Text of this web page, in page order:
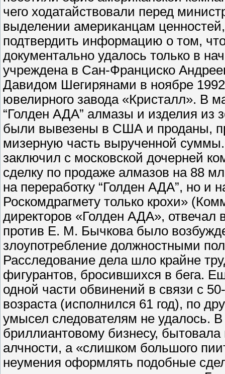
чего ходатайствовали перед
выделении американцам
подтвердить информацию о том,
документально удалось только в
учреждена в Сан-Франциско
Давидом Шегирянами в ноябре 1992
ювелирного завода «Кристалл». В
“Голден АДА” алмазы и изделия из
были вывезены в США и проданы,
мизерную часть вырученной
заключил с московской дочерней
сделку по продаже алмазов на 88
на переработку “Голден АДА”, но и
Роскомдрагмету только крохи»
директоров «Голден АДА», отвечал
против Е. М. Бычкова было
злоупотребление должностными
Расследование дела шло крайне
фигурантов, бросившихся в бега.
одной части обвинений в связи с
возраста (исполнился 61 год), по
умысел следователям не удалось. В
бриллиантовому бизнесу,
алчности, а «слишком большого
неумения оформлять подобные